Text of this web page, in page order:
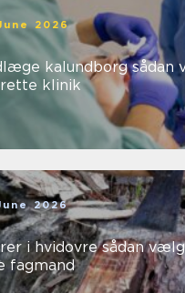
2026
kalundborg sådan vælger du
klinik
2026
sådan vælger du den
fagmand